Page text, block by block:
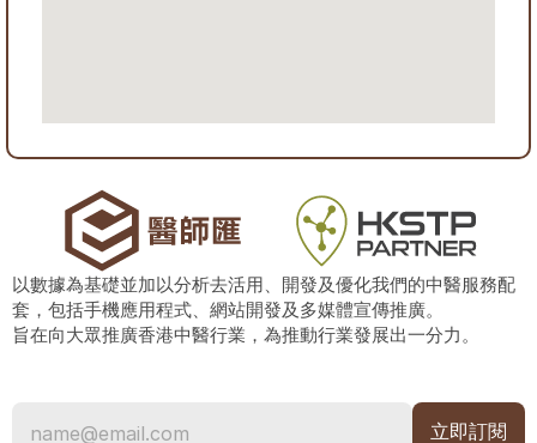
以數據為基礎並加以分析去活用、開發及優化我們的中醫服務配
套，包括手機應用程式、網站開發及多媒體宣傳推廣。
旨在向大眾推廣香港中醫行業，為推動行業發展出一分力。